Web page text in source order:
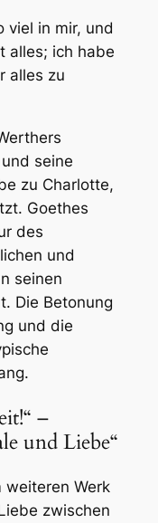
viel in mir, und
alles; ich habe
alles zu
seine
zu Charlotte,
Goethes
des
und
seinen
Die Betonung
und die
–
und Liebe“
weiteren Werk
zwischen